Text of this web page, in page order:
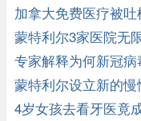
加拿大免费医疗被吐
蒙特利尔3家医院无
专家解释为何新冠
蒙特利尔设立新的
4岁女孩去看牙医竟